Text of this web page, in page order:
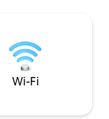
ขณะที่คุณขับรถเข้
Wi-Fi